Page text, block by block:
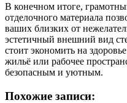
В конечном итоге,
отделочного материала
ваших близких от
эстетичный внешний вид
стоит экономить на
жильё или рабочее
безопасным и уютным.
Похожие записи: